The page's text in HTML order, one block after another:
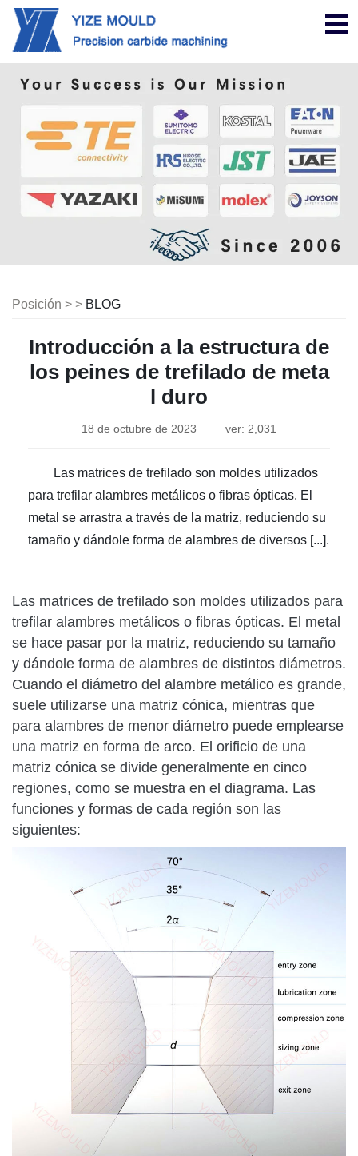
Posición > > BLOG
Introducción a la estructura de
los peines de trefilado de meta
l duro
18 de octubre de 2023 ver: 2,031
Las matrices de trefilado son moldes utilizados
para trefilar alambres metálicos o fibras ópticas. El
metal se arrastra a través de la matriz, reduciendo su
tamaño y dándole forma de alambres de diversos [...].
Las matrices de trefilado son moldes utilizados para
trefilar alambres metálicos o fibras ópticas. El metal
se hace pasar por la matriz, reduciendo su tamaño
y dándole forma de alambres de distintos diámetros.
Cuando el diámetro del alambre metálico es grande,
suele utilizarse una matriz cónica, mientras que
para alambres de menor diámetro puede emplearse
una matriz en forma de arco. El orificio de una
matriz cónica se divide generalmente en cinco
regiones, como se muestra en el diagrama. Las
funciones y formas de cada región son las
siguientes: